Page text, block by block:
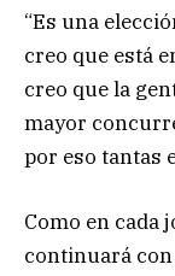
“Es una
creo que está
creo que la
mayor
por eso tantas
Como en cada
continuará